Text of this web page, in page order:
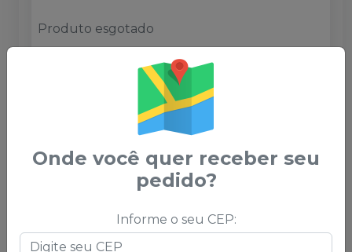
Produto esgotado
Produto esgotado
Opaquer White
Cód.41806
Onde você quer receber seu
pedido?
Informe o seu CEP: